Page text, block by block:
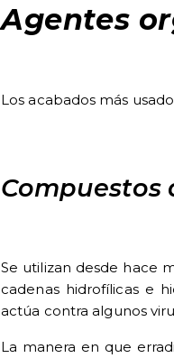
Agentes
Los acabados más
Compuestos
Se utilizan desde hace
cadenas hidrofílicas e
actúa contra algunos
La manera en que